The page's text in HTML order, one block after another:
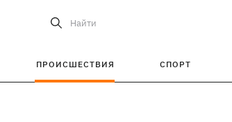
Найти
ПРОИСШЕСТВИЯ СПОРТ